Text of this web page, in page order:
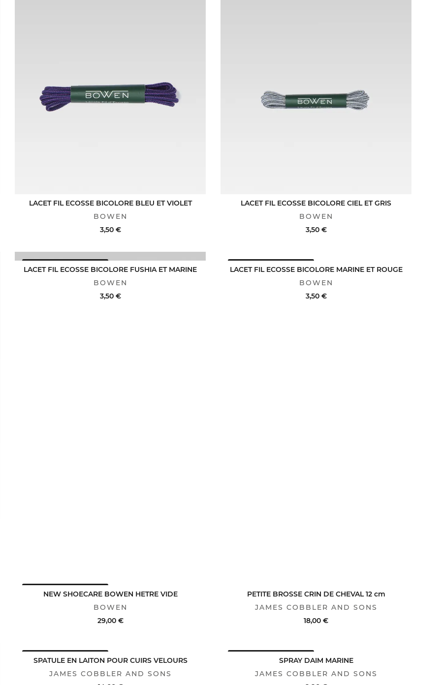
LACET FIL ECOSSE BICOLORE BLEU ET VIOLET
BOWEN
3,50 €
ACHAT RAPIDE VOIR LE DÉTAIL
LACET FIL ECOSSE BICOLORE CIEL ET GRIS
BOWEN
3,50 €
ACHAT RAPIDE VOIR LE DÉTAIL
AVANTAGE CLUB : -25%
LACET FIL ECOSSE BICOLORE FUSHIA ET MARINE
BOWEN
3,50 €
AVANTAGE CLUB : -25%
LACET FIL ECOSSE BICOLORE MARINE ET ROUGE
BOWEN
3,50 €
AVANTAGE CLUB : -25%
NEW SHOECARE BOWEN HETRE VIDE
BOWEN
29,00 €
ACHAT RAPIDE VOIR LE DÉTAIL
PETITE BROSSE CRIN DE CHEVAL 12 cm
JAMES COBBLER AND SONS
18,00 €
ACHAT RAPIDE VOIR LE DÉTAIL
AVANTAGE CLUB : -25%
SPATULE EN LAITON POUR CUIRS VELOURS
JAMES COBBLER AND SONS
AVANTAGE CLUB : -25%SPRAY DAIM MARINE
JAMES COBBLER AND SONS